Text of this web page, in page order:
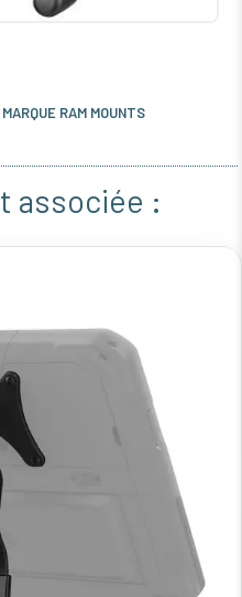
RAM MOUNTS
associée :